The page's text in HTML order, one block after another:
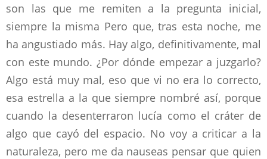
son las que me remiten a la pregunta inicial,
siempre la misma Pero que, tras esta noche, me
ha angustiado más. Hay algo, definitivamente, mal
con este mundo. ¿Por dónde empezar a juzgarlo?
Algo está muy mal, eso que vi no era lo correcto,
esa estrella a la que siempre nombré así, porque
cuando la desenterraron lucía como el cráter de
algo que cayó del espacio. No voy a criticar a la
naturaleza, pero me da nauseas pensar que quien